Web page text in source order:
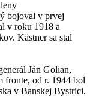
bojoval v prvej
v roku 1918 a
Kästner sa stal
Ján Golian,
fronte, od r. 1944 bol
v Banskej Bystrici.